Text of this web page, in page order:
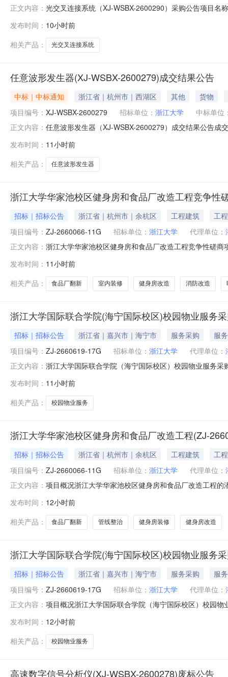
正文内容： 光交叉连接系统（XJ-WSBX-2600290）采购公告项目
交后10个工作日内到货时间要求成交后60个工作日内预
发布时间： 10小时前
相关产品：
光交叉连接系统
任意波形发生器(XJ-WSBX-2600279)成交结果公告
中标｜中标通知 浙江省｜杭州市｜西湖区 其他
货物
项目编号： XJ-WSBX-2600279 招标单位： 浙江大学
中标单位
正文内容： 任意波形发生器（XJ-WSBX-2600279）成交结果公告成
的总额联系人成交后在我参与的项目中查看联系电话成
发布时间： 11小时前
相关产品：
任意波形发生器
浙江大学华家池校区健身房和食品厂改造工程竞争性
招标｜招标公告 浙江省｜杭州市｜余杭区 工程建筑
工程
项目编号： ZJ-2660066-11G 招标单位： 浙江大学 代理单位：
正文内容： 浙江大学华家池校区健身房和食品厂改造工程竞争性磋
学华家池校区健身房和食品厂改造工程采购方式：竞争
发布时间： 11小时前
相关产品：
食品厂翻新 室内装修 健身房改造 消防改造
浙江大学国际联合学院(海宁国际校区)校园物业服务
招标｜招标公告 浙江省｜嘉兴市｜海宁市 服务采购
服务
项目编号： ZJ-2660619-17G 招标单位： 浙江大学 代理单位：
正文内容： 浙江大学国际联合学院（海宁国际校区）校园物业服务
2660619-17G项目名称：浙江大学国际联合学院（海宁
要技术描述
发布时间： 11小时前
相关产品：
校园物业服务
浙江大学华家池校区健身房和食品厂改造工程(ZJ-
招标｜招标公告 浙江省｜杭州市｜余杭区 工程建筑
工程
项目编号： ZJ-2660066-11G 招标单位： 浙江大学 代理单位：
正文内容： 项目概况浙江大学华家池校区健身房和食品厂改造工程
金额：273.0000万元最高限价：273.0000万元采购需求
发布时间： 12小时前
相关产品：
食品厂翻新 管线整治 健身房装修 健身房改造
浙江大学国际联合学院(海宁国际校区)校园物业服务
招标｜招标公告 浙江省｜嘉兴市｜海宁市 服务采购
服务
项目编号： ZJ-2660619-17G 招标单位： 浙江大学 代理单位：
正文内容： 项目概况浙江大学国际联合学院（海宁国际校区）校园
业服务采购3.采购方式：公开招标4.预算金额：
发布时间： 12小时前
相关产品：
校园物业服务
高速数字信号分析仪(XJ-WSBX-2600278)废标公告